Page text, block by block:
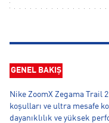
GENEL BAKIŞ
Nike ZoomX Zegama Trail
koşulları ve ultra mesafe
dayanıklılık ve yüksek